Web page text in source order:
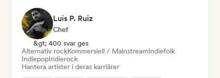
Luis P. Ruiz
Chef
&gt; 400 svar ges
Alternativ rockKommersiell / MainstreamIndiefolk
IndiepopIndierock
Hantera artister i deras karriärer